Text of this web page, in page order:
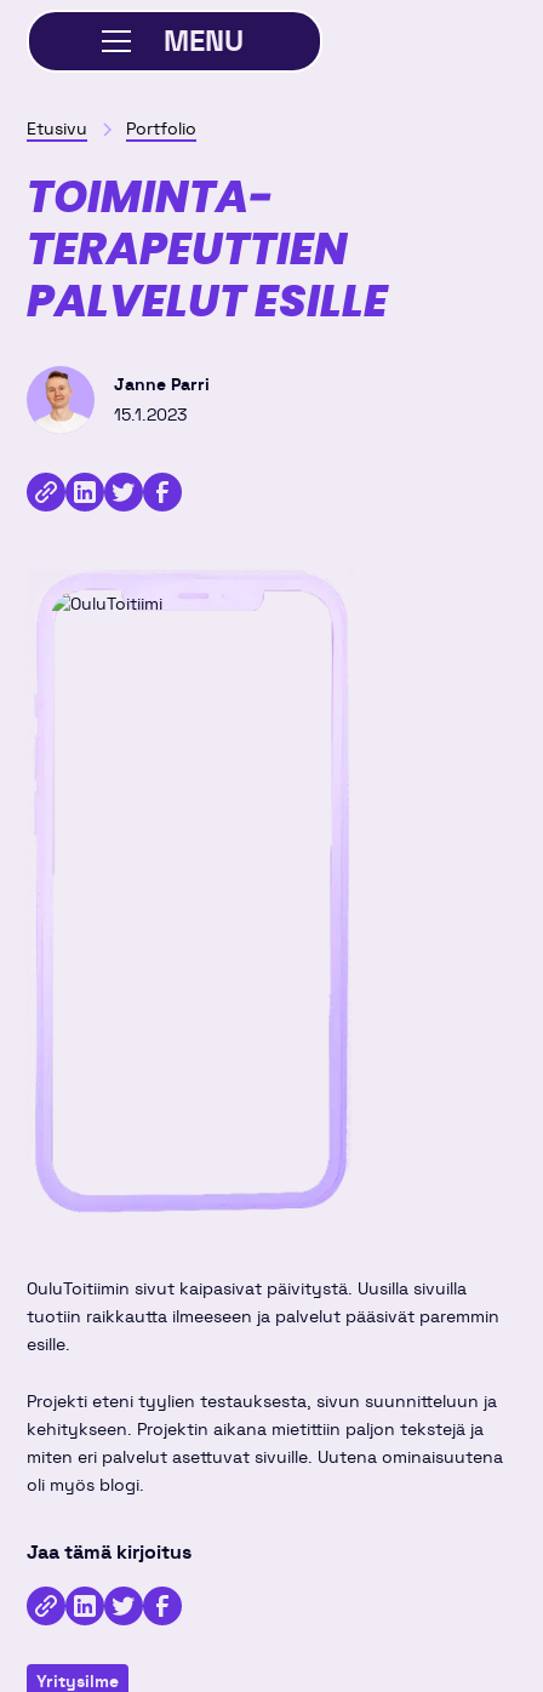
MENU
Etusivu Portfolio
TOIMINTA­
TERAPEUTTIEN
PALVELUT ESILLE
Janne Parri
15.1.2023
KopioiJaa
Linkedinissä
Jaa
Twitterissä
Jaa
Facebookissa
OuluToitiimin sivut kaipasivat päivitystä. Uusilla sivuilla
tuotiin raikkautta ilmeeseen ja palvelut pääsivät paremmin
esille.
Projekti eteni tyylien testauksesta, sivun suunnitteluun ja
kehitykseen. Projektin aikana mietittiin paljon tekstejä ja
miten eri palvelut asettuvat sivuille. Uutena ominaisuutena
oli myös blogi.
Jaa tämä kirjoitus
KopioiJaa
Linkedinissä
Jaa
Twitterissä
Jaa
Yritysilme